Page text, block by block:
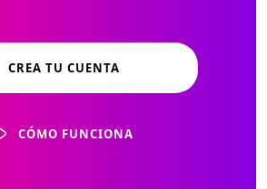
CREA TU CUENTA
CÓMO FUNCIONA